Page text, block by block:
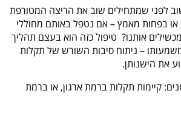
לפני שמתחילים שוב את הריצה המטורפת
או בפחות מאמץ – אם נטפל באותם מחוללי
אותנו? טיפול כזה הוא בעצם תהליך
– ניתוח סיבות השורש של תקלות
את הישנותן.
קיימות תקלות ברמת ארגון, או ברמת